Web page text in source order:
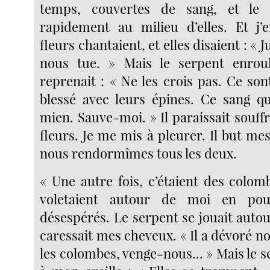
temps, couvertes de sang, et le
rapidement au milieu d’elles. Et
fleurs chantaient, et elles disaient : «
nous tue. » Mais le serpent
reprenait : « Ne les crois pas. Ce
blessé avec leurs épines. Ce sang
mien. Sauve-moi. » Il paraissait
fleurs. Je me mis à pleurer. Il but
nous rendormîmes tous les deux.
« Une autre fois, c’étaient des
voletaient autour de moi en
désespérés. Le serpent se jouait
caressait mes cheveux. « Il a dévoré
les colombes, venge-nous... » Mais le